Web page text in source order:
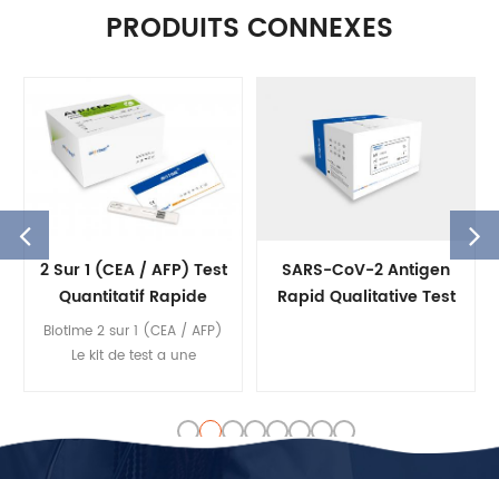
PRODUITS CONNEXES
2 Sur 1 (CEA / AFP) Test
Quantitatif Rapide
Biotime 2 sur 1 (CEA / AFP)
Le kit de test a une
diagnostic du cancer du foie
et peut améliorer la précision
SARS-CoV-2 Antigen
Rapid Qualitative Test